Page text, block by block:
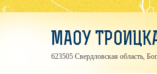
МАОУ
623505 Свердловская область,